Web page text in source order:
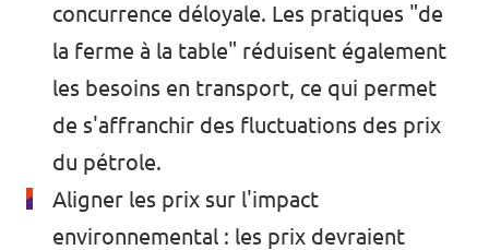
concurrence déloyale. Les pratiques "de
la ferme à la table" réduisent également
les besoins en transport, ce qui permet
de s'affranchir des fluctuations des prix
du pétrole.
Aligner les prix sur l'impact
environnemental : les prix devraient